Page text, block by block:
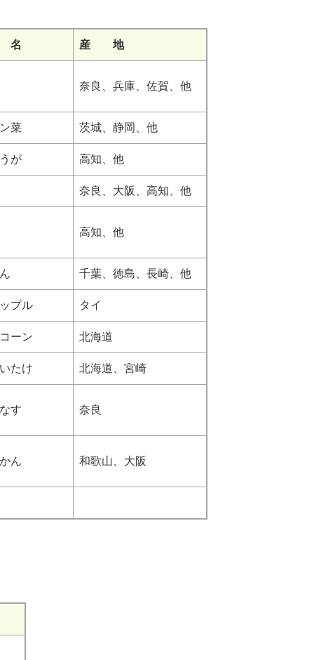
名 産 地
奈良、兵庫、佐賀、他
菜 茨城、静岡、他
が 高知、他
奈良、大阪、高知、他
高知、他
千葉、徳島、長崎、他
プル タイ
ーン 北海道
たけ 北海道、宮崎
す 奈良
ん 和歌山、大阪